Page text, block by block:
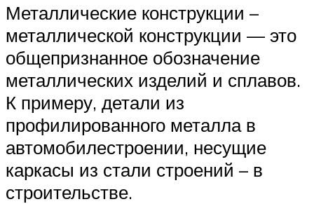
Металлические конструкции –
металлической конструкции — это
общепризнанное обозначение
металлических изделий и сплавов.
К примеру, детали из
профилированного металла в
автомобилестроении, несущие
каркасы из стали строений – в
строительстве.